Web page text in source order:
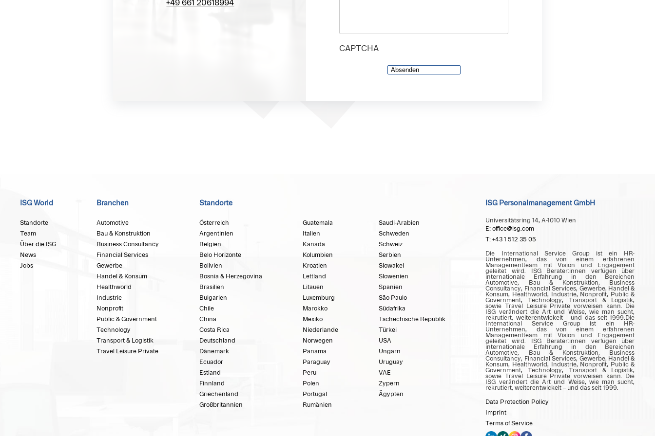
+49 661 20618994
CAPTCHA
ISG World
Standorte
Team
Über die ISG
News
Jobs
Branchen
Automotive
Bau & Konstruktion
Business Consultancy
Financial Services
Gewerbe
Handel & Konsum
Healthworld
Industrie
Nonprofit
Public & Government
Technology
Transport & Logistik
Travel Leisure Private
Standorte
Österreich
Argentinien
Belgien
Belo Horizonte
Bolivien
Bosnia & Herzegovina
Brasilien
Bulgarien
Chile
China
Costa Rica
Deutschland
Dänemark
Ecuador
Estland
Finnland
Griechenland
Großbritannien
Guatemala
Italien
Kanada
Kolumbien
Kroatien
Lettland
Litauen
Luxemburg
Marokko
Mexiko
Niederlande
Norwegen
Panama
Paraguay
Peru
Polen
Portugal
Rumänien
Saudi-Arabien
Schweden
Schweiz
Serbien
Slowakei
Slowenien
Spanien
São Paulo
Südafrika
Tschechische Republik
Türkei
USA
Ungarn
Uruguay
VAE
Zypern
Ägypten
ISG Personalmanagement GmbH
Universitätsring 14, A-1010 Wien
E: office@isg.com
T: +43 1 512 35 05
Die International Service Group ist ein HR-
Unternehmen, das von einem erfahrenen
Managementteam mit Vision und Engagement
geleitet wird. ISG Berater:innen verfügen über
internationale Erfahrung in den Bereichen
Automotive, Bau & Konstruktion, Business
Consultancy, Financial Services, Gewerbe, Handel &
Konsum, Healthworld, Industrie, Nonprofit, Public &
Government, Technology, Transport & Logistik,
sowie Travel Leisure Private vorweisen kann. Die
ISG verändert die Art und Weise, wie man sucht,
rekrutiert, weiterentwickelt – und das seit 1999.Die
International Service Group ist ein HR-
Unternehmen, das von einem erfahrenen
Managementteam mit Vision und Engagement
geleitet wird. ISG Berater:innen verfügen über
internationale Erfahrung in den Bereichen
Automotive, Bau & Konstruktion, Business
Consultancy, Financial Services, Gewerbe, Handel &
Konsum, Healthworld, Industrie, Nonprofit, Public &
Government, Technology, Transport & Logistik,
sowie Travel Leisure Private vorweisen kann. Die
ISG verändert die Art und Weise, wie man sucht,
rekrutiert, weiterentwickelt – und das seit 1999.
Data Protection Policy
Imprint
Terms of Service